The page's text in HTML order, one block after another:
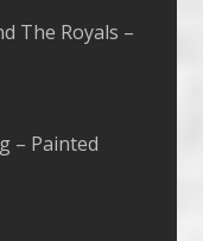
The Royals –
– Painted